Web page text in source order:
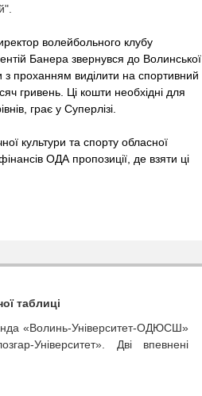
волейбольного клубу
Банера звернувся до Волинської
з проханням виділити на спортивний
гривень. Ці кошти необхідні для
грає у Суперлізі.
культури та спорту обласної
ОДА пропозиції, де взяти ці
таблиці
«Волинь-Університет-ОДЮСШ»
Університет». Дві впевнені